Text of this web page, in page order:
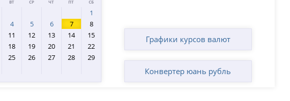
ВТ СР ЧТ ПТ СБ
1
4 5 6 7
8
11 12 13 14
15
18 19 20 21
22
25 26 27 28
29
Графики курсов валют
Конвертер юань рубль